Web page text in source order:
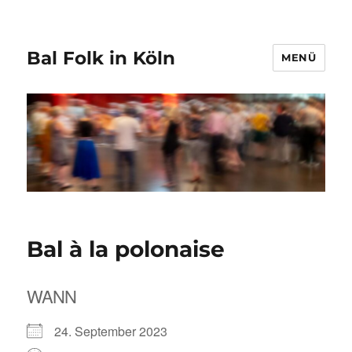
Bal Folk in Köln MENÜ
Bal à la polonaise
WANN
24. September 2023